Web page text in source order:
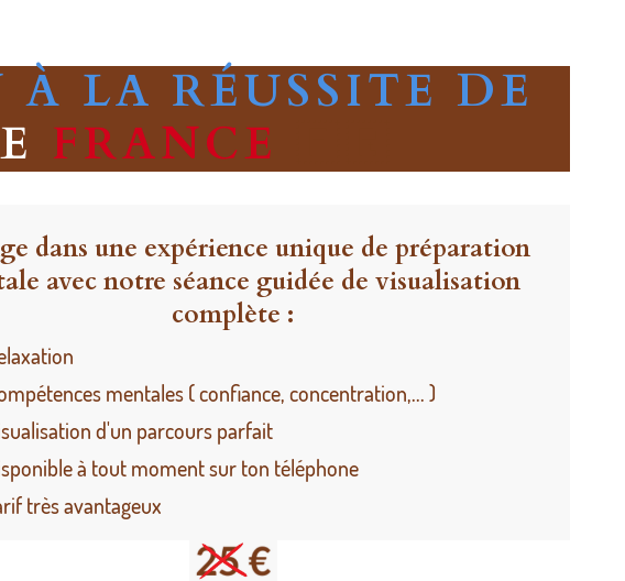
LA RÉUSSITE DE
FRANCE
dans une expérience unique de préparation
avec notre séance guidée de visualisation
complète :
mentales ( confiance, concentration,... )
d'un parcours parfait
à tout moment sur ton téléphone
très avantageux